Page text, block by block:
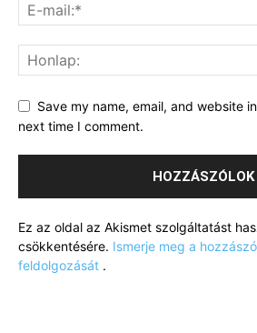
Save my name, email, and website
next time I comment.
Ez az oldal az Akismet szolgáltatást
csökkentésére. Ismerje meg a
feldolgozását .